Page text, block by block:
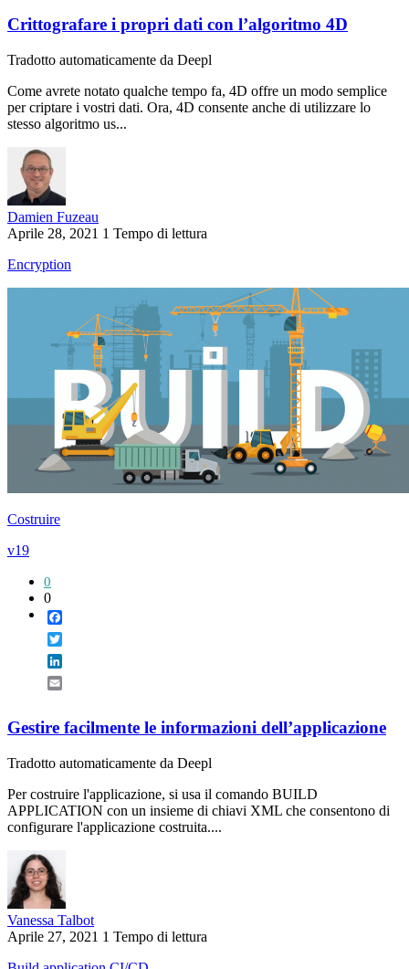
Crittografare i propri dati con l’algoritmo 4D
Tradotto automaticamente da Deepl
Come avrete notato qualche tempo fa, 4D offre un modo semplice
per criptare i vostri dati. Ora, 4D consente anche di utilizzare lo
stesso algoritmo us...
Damien Fuzeau
Aprile 28, 2021 1 Tempo di lettura
Encryption
Costruire
v19
0
0
Gestire facilmente le informazioni dell’applicazione
Tradotto automaticamente da Deepl
Per costruire l'applicazione, si usa il comando BUILD
APPLICATION con un insieme di chiavi XML che consentono di
configurare l'applicazione costruita....
Vanessa Talbot
Aprile 27, 2021 1 Tempo di lettura